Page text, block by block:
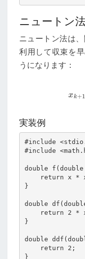
ニュートン
ニュートン法は
利用して収束を
うになります：
xk+1
xk+1
実装例
#include
#include
double
}
double
}
double
}